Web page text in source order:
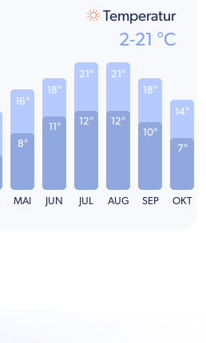
Temperatur
2-21 °C
8°
16°
MAI
11°
18°
JUN
12°
21°
JUL
12°
21°
AUG
10°
18°
SEP
7°
14°
OKT